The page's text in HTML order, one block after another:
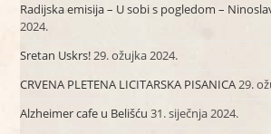
Radijska emisija – U sobi s pogledom –
2024.
Sretan Uskrs!29. ožujka 2024.
CRVENA PLETENA LICITARSKA PISANICA29.
Alzheimer cafe u Belišću 31. siječnja 2024.